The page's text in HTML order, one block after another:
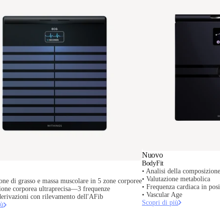
di grasso e massa muscolare in 5 zone corporee
corporea ultraprecisa—3 frequenze
con rilevamento dell'AFib
Nuovo
BodyFit
• Analisi della
• Valutazione metabolica
• Frequenza cardiaca in
• Vascular Age
Scopri di più